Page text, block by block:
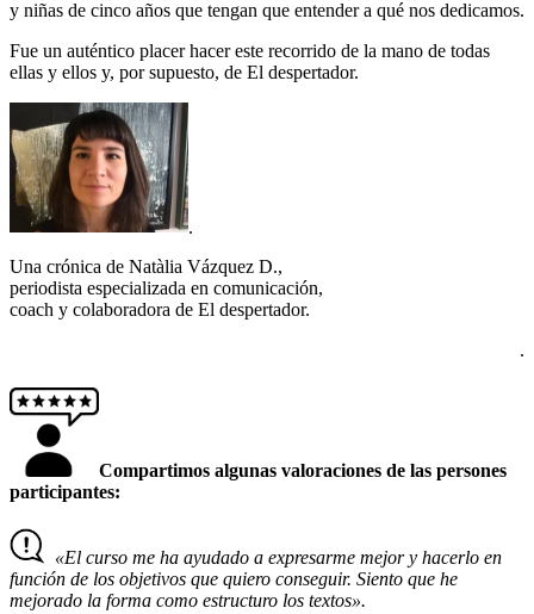
y niñas de cinco años que tengan que entender a qué nos dedicamos.
Fue un auténtico placer hacer este recorrido de la mano de todas
ellas y ellos y, por supuesto, de El despertador.
Una crónica de Natàlia Vázquez D.,
periodista especializada en comunicación,
coach y colaboradora de El despertador.
.
Compartimos algunas valoraciones de las persones
participantes:
«El curso me ha ayudado a expresarme mejor y hacerlo en
función de los objetivos que quiero conseguir. Siento que he
mejorado la forma como estructuro los textos».